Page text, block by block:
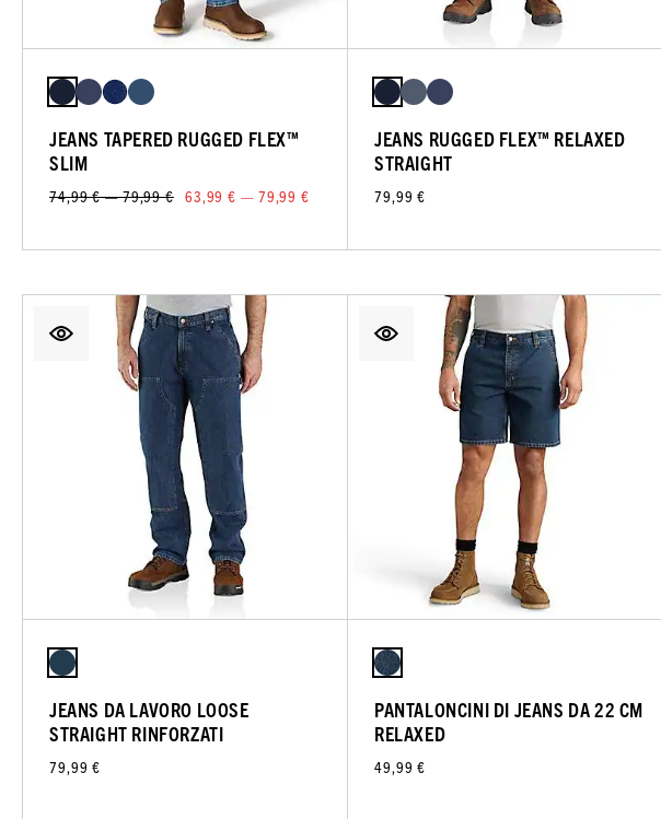
JEANS TAPERED RUGGED FLEX™
SLIM
74,99 € — 79,99 € 63,99 € — 79,99 €
JEANS RUGGED FLEX™ RELAXED
STRAIGHT
79,99 €
JEANS DA LAVORO LOOSE
STRAIGHT RINFORZATI
79,99 €
PANTALONCINI DI JEANS DA 22 CM
RELAXED
49,99 €